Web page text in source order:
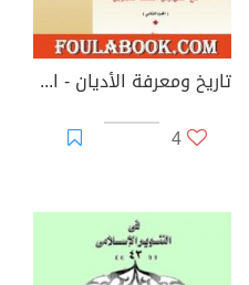
تاريخ ومعرفة الأديان - الآثار الكاملة
4